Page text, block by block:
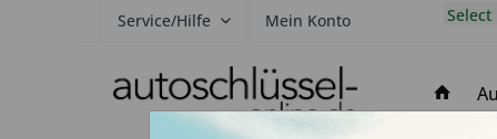
Service/Hilfe Mein Konto Select